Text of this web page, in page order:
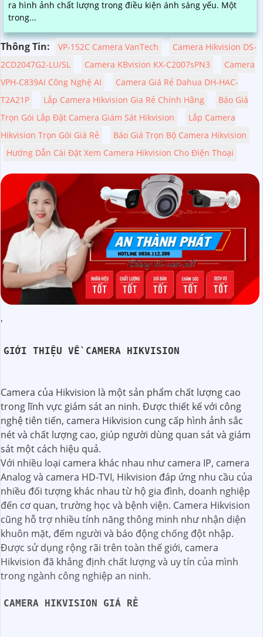
ra hình ảnh chất lượng trong điều kiện ánh sáng yếu. Một
trong...
Thông Tin: VP-152C Camera VanTech
Camera Hikvision DS-
2CD2047G2-LU/SL
Camera KBvision KX-C2007sPN3
Camera
VPH-C839AI Công Nghệ AI
Camera Giá Rẻ Dahua DH-HAC-
T2A21P
Lắp Camera Hikvision Gia Rẻ Chính Hãng
Báo Giá
Trọn Gói Lắp Đặt Camera Giám Sát Hikvision
Lắp Camera
Hikvision Trọn Gói Giá Rẻ
Báo Giá Trọn Bộ Camera Hikvision
Hướng Dẫn Cài Đặt Xem Camera Hikvision Cho Điện Thoại
'
GIỚI THIỆU VỀ CAMERA HIKVISION
Camera của Hikvision là một sản phẩm chất lượng cao
trong lĩnh vực giám sát an ninh. Được thiết kế với công
nghệ tiên tiến, camera Hikvision cung cấp hình ảnh sắc
nét và chất lượng cao, giúp người dùng quan sát và giám
sát một cách hiệu quả.
Với nhiều loại camera khác nhau như camera IP, camera
Analog và camera HD-TVI, Hikvision đáp ứng nhu cầu của
nhiều đối tượng khác nhau từ hộ gia đình, doanh nghiệp
đến cơ quan, trường học và bệnh viện. Camera Hikvision
cũng hỗ trợ nhiều tính năng thông minh như nhận diện
khuôn mặt, đếm người và báo động chống đột nhập.
Được sử dụng rộng rãi trên toàn thế giới, camera
Hikvision đã khẳng định chất lượng và uy tín của mình
trong ngành công nghiệp an ninh.
CAMERA HIKVISION GIÁ RẺ